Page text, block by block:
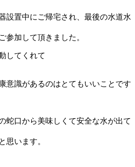
設置中にご帰宅され、最後の水道水
参加して頂きました。
してくれて
意識があるのはとてもいいことです
蛇口から美味しくて安全な水が出て
思います。